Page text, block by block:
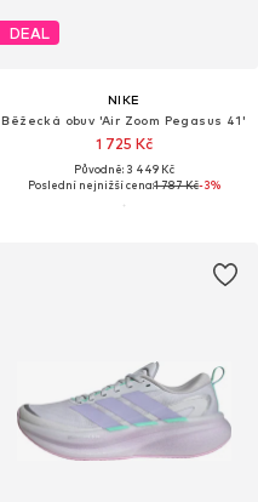
DEAL
NIKE
Běžecká obuv 'Air Zoom Pegasus 41'
1 725 Kč
Původně: 3 449 Kč
Poslední nejnižší cena:1 787 Kč-3%